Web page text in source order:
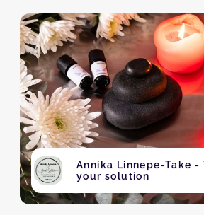
Annika Linnepe-Take -
your solution